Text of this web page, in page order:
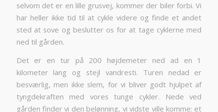
selvom det er en lille grusvej, kommer der biler forbi. Vi
har heller ikke tid til at cykle videre og finde et andet
sted at sove og beslutter os for at tage cyklerne med
ned til gården.
Det er en tur på 200 højdemeter ned ad en 1
kilometer lang og stejl vandresti. Turen nedad er
besværlig, men ikke slem, for vi bliver godt hjulpet af
tyngdekraften med vores tunge cykler. Nede ved
gården finder vi den belønning, vi vidste ville komme: et